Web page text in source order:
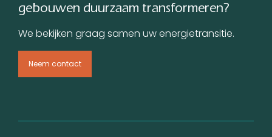
gebouwen duurzaam transformeren?
We bekijken graag samen uw energietransitie.
Neem contact